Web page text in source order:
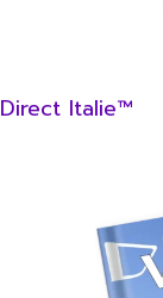
Direct Italie™